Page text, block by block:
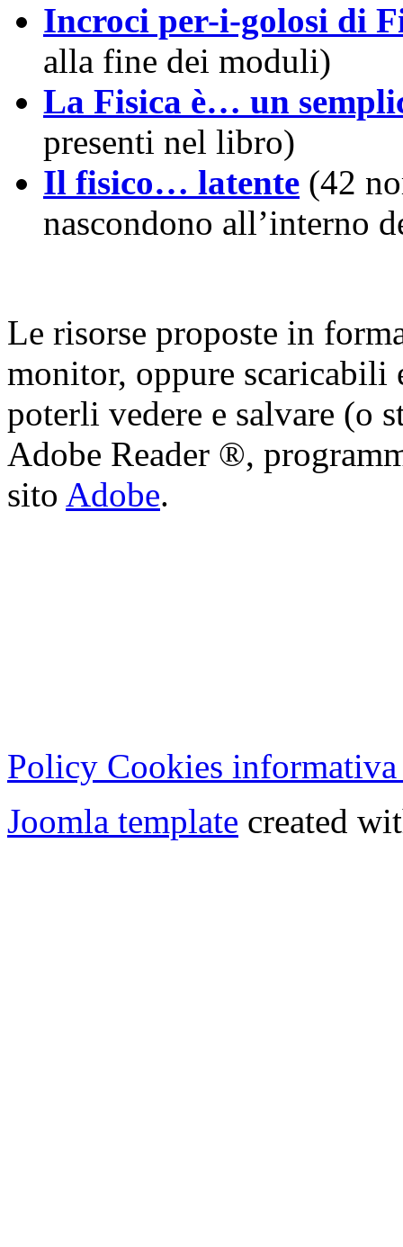
Incroci per-i-golosi di
alla fine dei moduli)
La Fisica è… un
presenti nel libro)
Il fisico… latente (42
nascondono all’interno
Le risorse proposte in
monitor, oppure scaricabili
poterli vedere e salvare (o
Adobe Reader ®,
sito Adobe.
Policy Cookies informativa
Joomla template created